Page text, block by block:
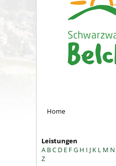
Home
Leistungen
A BC D E FG H I J K L M N
Z